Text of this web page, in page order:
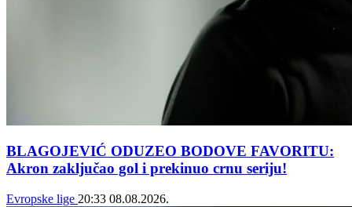
BLAGOJEVIĆ ODUZEO BODOVE FAVORITU:
Akron zaključao gol i prekinuo crnu seriju!
Evropske lige 20:33 08.08.2026.